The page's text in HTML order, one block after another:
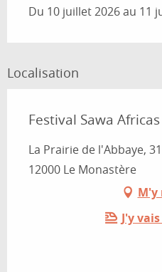
Du 10 juillet 2026 au 11
Localisation
Festival Sawa Africas
La Prairie de l'Abbaye,
12000 Le Monastère
M'y
J'y